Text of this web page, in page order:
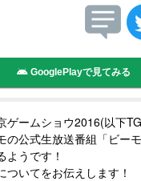
GooglePlayで見てみる
ゲームショウ2016(以下
の公式生放送番組「ビー
ようです！
ついてをお伝えします！